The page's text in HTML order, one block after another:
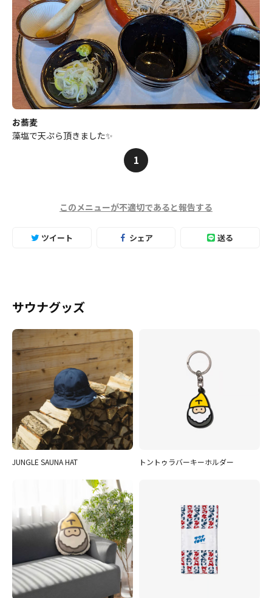
お蕎麦
藻塩で天ぷら頂きました✨
1
このメニューが不適切であると報告する
ツイート シェア 送る
サウナグッズ
JUNGLE SAUNA HAT トントゥラバーキーホルダー